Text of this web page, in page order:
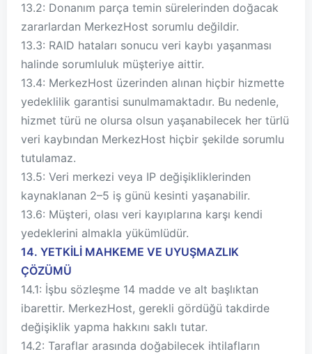
13.2: Donanım parça temin sürelerinden doğacak
zararlardan MerkezHost sorumlu değildir.
13.3: RAID hataları sonucu veri kaybı yaşanması
halinde sorumluluk müşteriye aittir.
13.4: MerkezHost üzerinden alınan hiçbir hizmette
yedeklilik garantisi sunulmamaktadır. Bu nedenle,
hizmet türü ne olursa olsun yaşanabilecek her türlü
veri kaybından MerkezHost hiçbir şekilde sorumlu
tutulamaz.
13.5: Veri merkezi veya IP değişikliklerinden
kaynaklanan 2–5 iş günü kesinti yaşanabilir.
13.6: Müşteri, olası veri kayıplarına karşı kendi
yedeklerini almakla yükümlüdür.
14. YETKİLİ MAHKEME VE UYUŞMAZLIK
ÇÖZÜMÜ
14.1: İşbu sözleşme 14 madde ve alt başlıktan
ibarettir. MerkezHost, gerekli gördüğü takdirde
değişiklik yapma hakkını saklı tutar.
14.2: Taraflar arasında doğabilecek ihtilafların